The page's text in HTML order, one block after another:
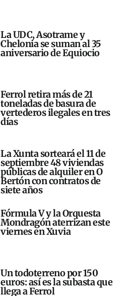
La UDC, Asotrame y
Chelonia se suman al 35
aniversario de Equiocio
Ferrol retira más de 21
toneladas de basura de
vertederos ilegales en tres
días
La Xunta sorteará el 11 de
septiembre 48 viviendas
públicas de alquiler en O
Bertón con contratos de
siete años
Fórmula V y la Orquesta
Mondragón aterrizan este
viernes en Xuvia
Un todoterreno por 150
euros: así es la subasta que
llega a Ferrol